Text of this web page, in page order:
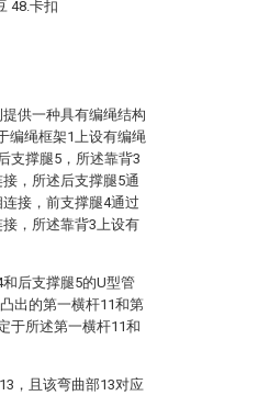
48.卡扣
供一种具有编绳结构
编绳框架1上设有编绳
支撑腿5，所述靠背3
，所述后支撑腿5通
接，前支撑腿4通过
，所述靠背3上设有
后支撑腿5的U型管
出的第一横杆11和第
于所述第一横杆11和
，且该弯曲部13对应